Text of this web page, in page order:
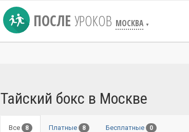
ПОСЛЕ УРОКОВ МОСКВА ▼
Тайский бокс в Москве
Все 8 Платные 8 Бесплатные 0